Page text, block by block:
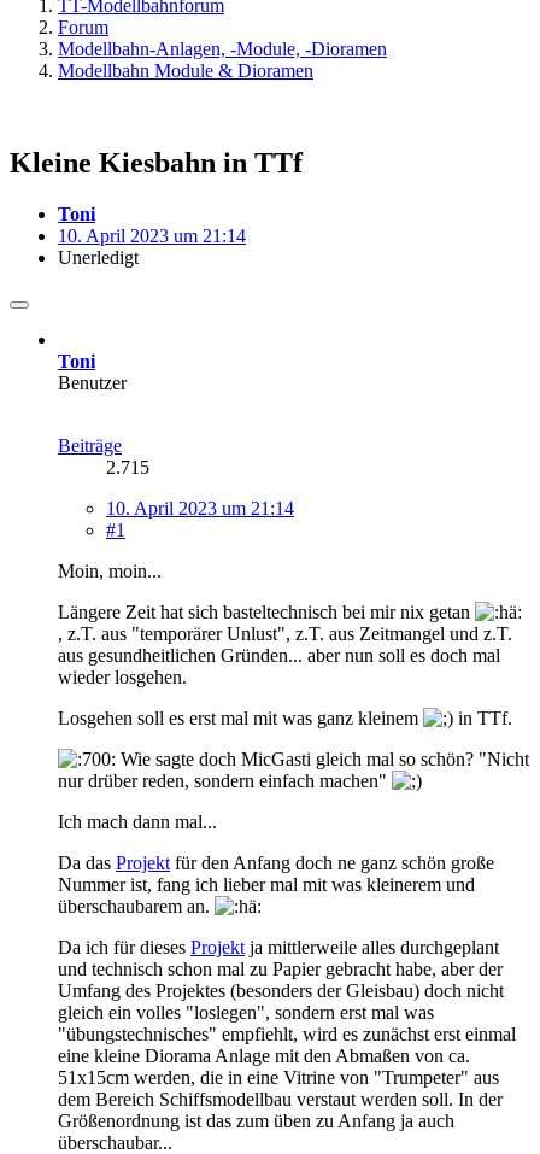
TT-Modellbahnforum
Forum
Modellbahn-Anlagen, -Module, -Dioramen
Modellbahn Module & Dioramen
Kleine Kiesbahn in TTf
Toni
10. April 2023 um 21:14
Unerledigt
Toni
Benutzer
Beiträge
2.715
10. April 2023 um 21:14
#1
Moin, moin...
Längere Zeit hat sich basteltechnisch bei mir nix getan
, z.T. aus "temporärer Unlust", z.T. aus Zeitmangel und z.T.
aus gesundheitlichen Gründen... aber nun soll es doch mal
wieder losgehen.
Losgehen soll es erst mal mit was ganz kleinem
in TTf.
Wie sagte doch MicGasti gleich mal so schön? "Nicht
nur drüber reden, sondern einfach machen"
Ich mach dann mal...
Da das Projekt für den Anfang doch ne ganz schön große
Nummer ist, fang ich lieber mal mit was kleinerem und
überschaubarem an.
Da ich für dieses Projekt ja mittlerweile alles durchgeplant
und technisch schon mal zu Papier gebracht habe, aber der
Umfang des Projektes (besonders der Gleisbau) doch nicht
gleich ein volles "loslegen", sondern erst mal was
"übungstechnisches" empfiehlt, wird es zunächst erst einmal
eine kleine Diorama Anlage mit den Abmaßen von ca.
51x15cm werden, die in eine Vitrine von "Trumpeter" aus
dem Bereich Schiffsmodellbau verstaut werden soll. In der
Größenordnung ist das zum üben zu Anfang ja auch
überschaubar...